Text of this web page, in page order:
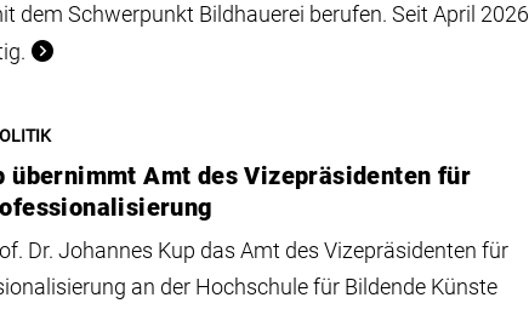
dem Schwerpunkt Bildhauerei berufen. Seit April 2026
übernimmt Amt des Vizepräsidenten für
Dr. Johannes Kup das Amt des Vizepräsidenten für
an der Hochschule für Bildende Künste